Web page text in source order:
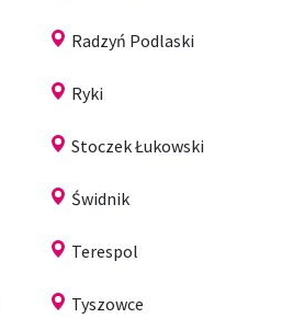
Radzyń Podlaski
Ryki
Stoczek Łukowski
Świdnik
Terespol
Tyszowce